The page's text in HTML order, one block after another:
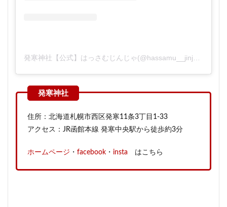
住所：北海道札幌市西区発寒11条3丁目1-33
アクセス：JR函館本線 発寒中央駅から徒歩約3分
ホームページ ・ facebook ・ insta はこちら